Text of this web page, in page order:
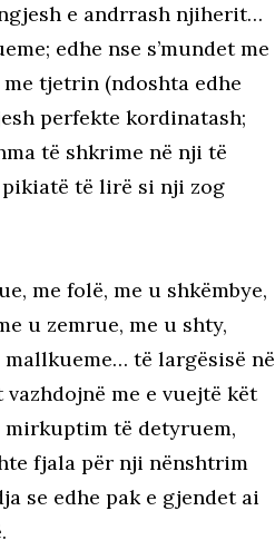
e andrrash njiherit…
edhe nse s’mundet me
tjetrin (ndoshta edhe
perfekte kordinatash;
të shkrime në nji të
të lirë si nji zog
me folë, me u shkëmbye,
u zemrue, me u shty,
të largësisë në
me e vuejtë kët
mirkuptim të detyruem,
fjala për nji nënshtrim
se edhe pak e gjendet ai